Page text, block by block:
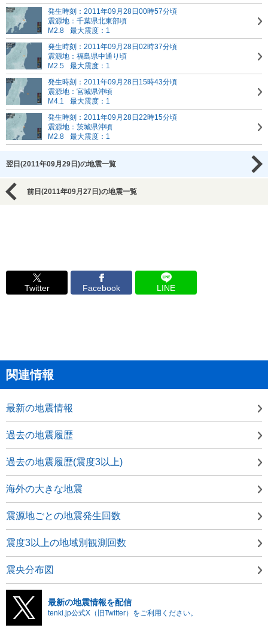
発生時刻：2011年09月28日00時57分頃
震源地：千葉県北東部頃
M2.8
最大震度：1
発生時刻：2011年09月28日02時37分頃
震源地：福島県中通り頃
M2.5
最大震度：1
発生時刻：2011年09月28日15時43分頃
震源地：宮城県沖頃
M4.1
最大震度：1
発生時刻：2011年09月28日22時15分頃
震源地：茨城県沖頃
M2.8
最大震度：1
翌日(2011年09月29日)の地震一覧
前日(2011年09月27日)の地震一覧
Twitter Facebook LINE
関連情報
最新の地震情報
過去の地震履歴
過去の地震履歴(震度3以上)
海外の大きな地震
震源地ごとの地震発生回数
震度3以上の地域別観測回数
震央分布図
最新の地震情報を配信
tenki.jp公式X（旧Twitter）をご利用ください。